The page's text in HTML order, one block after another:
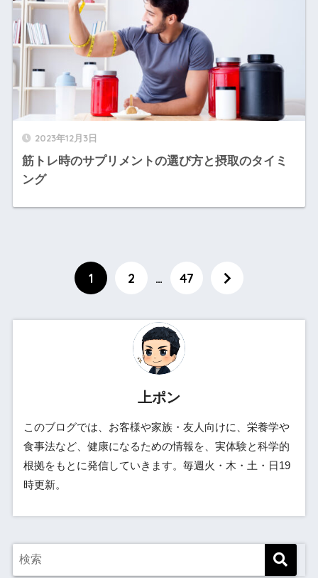
2023年12月3日
筋トレ時のサプリメントの選び方と摂取のタイミ
ング
1 2 … 47
上ポン
このブログでは、お客様や家族・友人向けに、栄養学や
食事法など、健康になるための情報を、実体験と科学的
根拠をもとに発信していきます。毎週火・木・土・日19
時更新。